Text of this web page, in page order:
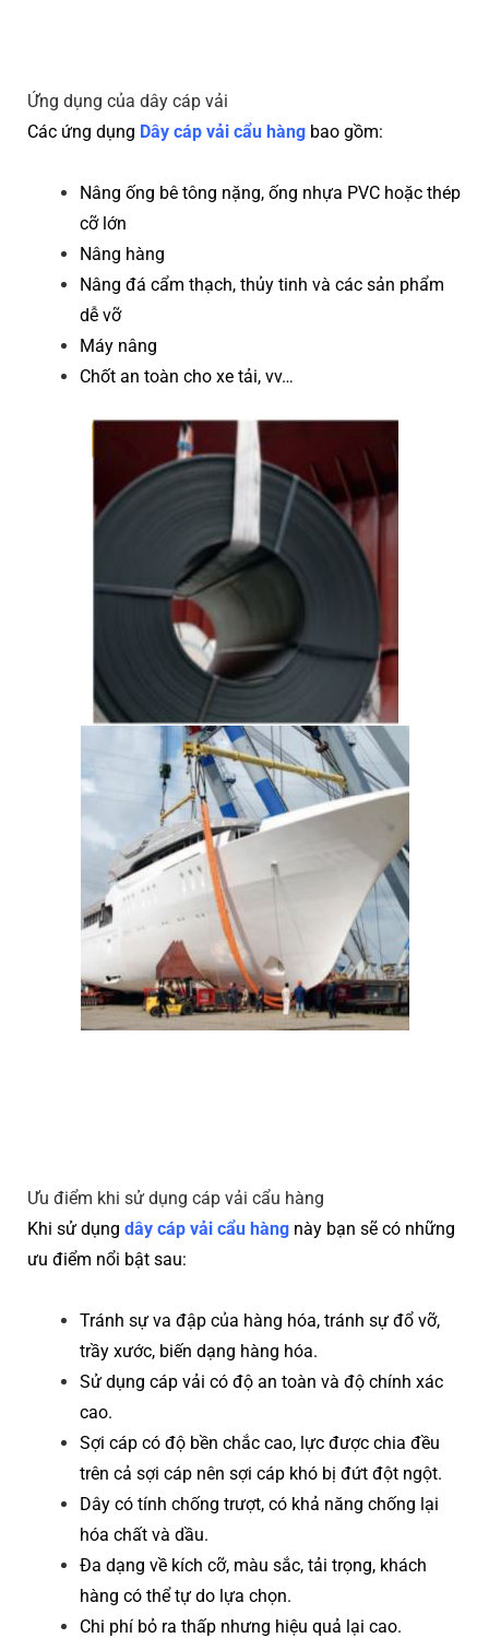
Ứng dụng của dây cáp vải
Các ứng dụng Dây cáp vải cẩu hàng bao gồm:
Nâng ống bê tông nặng, ống nhựa PVC hoặc thép
cỡ lớn
Nâng hàng
Nâng đá cẩm thạch, thủy tinh và các sản phẩm
dễ vỡ
Máy nâng
Chốt an toàn cho xe tải, vv…
Ưu điểm khi sử dụng cáp vải cẩu hàng
Khi sử dụng dây cáp vải cẩu hàng này bạn sẽ có những
ưu điểm nổi bật sau:
Tránh sự va đập của hàng hóa, tránh sự đổ vỡ,
trầy xước, biến dạng hàng hóa.
Sử dụng cáp vải có độ an toàn và độ chính xác
cao.
Sợi cáp có độ bền chắc cao, lực được chia đều
trên cả sợi cáp nên sợi cáp khó bị đứt đột ngột.
Dây có tính chống trượt, có khả năng chống lại
hóa chất và dầu.
Đa dạng về kích cỡ, màu sắc, tải trọng, khách
hàng có thể tự do lựa chọn.
Chi phí bỏ ra thấp nhưng hiệu quả lại cao.